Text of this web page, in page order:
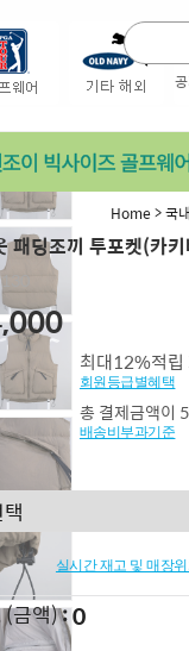
Home>국
패딩조끼 투포켓(카
최대12%적립
회원등급별혜택
총 결제금액이
배송비부과기준
실시간 재고 및 매장위
(금액) 0